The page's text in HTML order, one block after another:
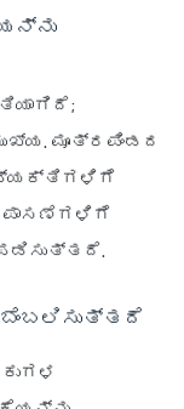
ಮೂತ್ರಪಿಂಡದ
ವ್ಯಕ್ತಿಗಳಿಗೆ